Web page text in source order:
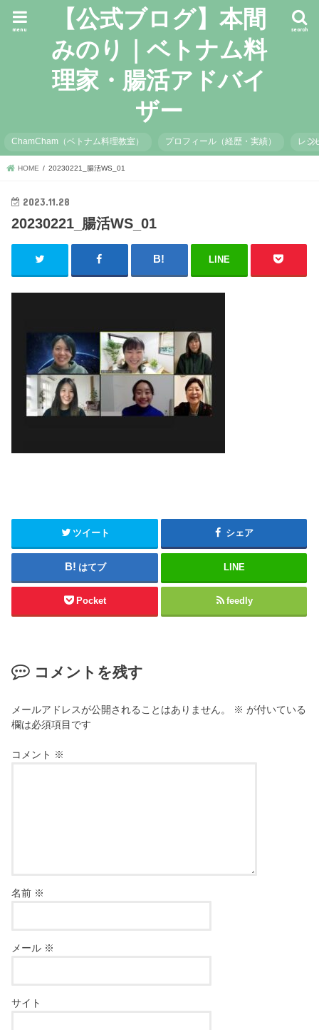
【公式ブログ】本間
みのり｜ベトナム料
理家・腸活アドバイ
ザー
search
menu
ChamCham（ベトナム料理教室） プロフィール（経歴・実績） レシ
HOME 20230221_腸活WS_01
2023.11.28
20230221_腸活WS_01
LINE
ツイート シェア
はてブ LINE
Pocket feedly
コメントを残す
メールアドレスが公開されることはありません。 ※ が付いている
欄は必須項目です
コメント ※
名前 ※
メール ※
サイト